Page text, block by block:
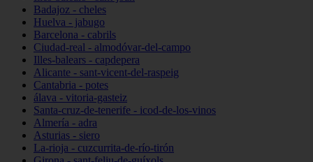
Badajoz - cheles
Huelva - jabugo
Barcelona - cabrils
Ciudad-real - almodóvar-del-campo
Illes-balears - capdepera
Alicante - sant-vicent-del-raspeig
Cantabria - potes
álava - vitoria-gasteiz
Santa-cruz-de-tenerife - icod-de-los-vinos
Almería - adra
Asturias - siero
La-rioja - cuzcurrita-de-río-tirón